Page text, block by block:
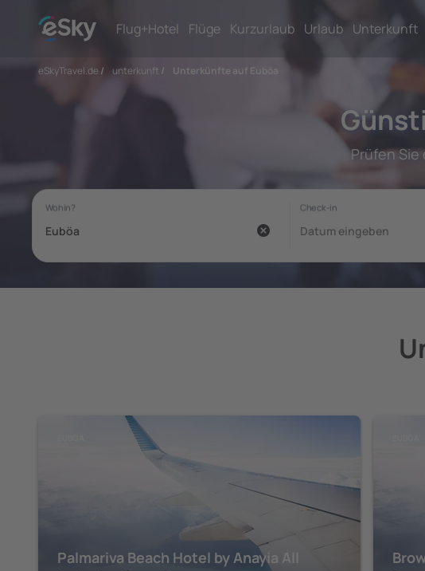
Flug+Hotel Flüge Kurzurlaub Urlaub Unterkunft
eSkyTravel.de/ unterkunft / Unterkünfte auf Euböa
Prüfen
Palmariva Beach Hotel by Anayia All